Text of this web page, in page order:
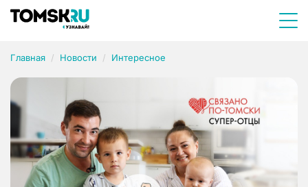
Главная Новости Интересное